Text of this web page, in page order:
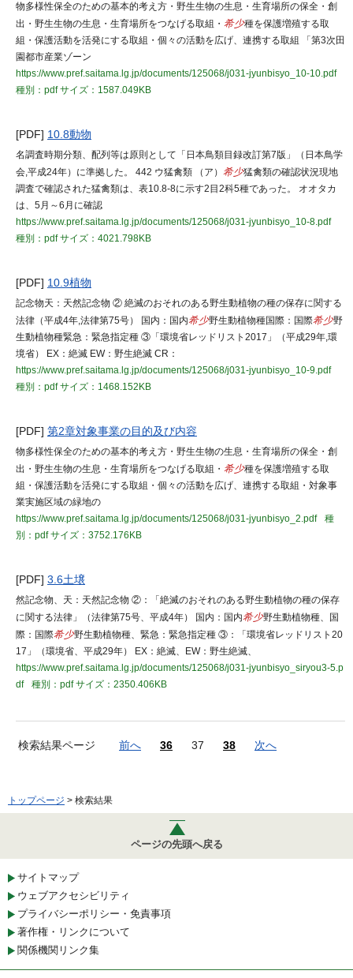
物多様性保全のための基本的考え方・野生生物の生息・生育場所の保全・創
出・野生生物の生息・生育場所をつなげる取組・ 希少種を保護増殖する取
組・保護活動を活発にする取組・個々の活動を広げ、連携する取組 「第3次田
園都市産業ゾーン
https://www.pref.saitama.lg.jp/documents/125068/j031-jyunbisyo_10-10.pdf
種別：pdfサイズ：1587.049KB
[PDF] 10.8動物
名調査時期分類、配列等は原則として「日本鳥類目録改訂第7版」（日本鳥学
会,平成24年）に準拠した。 442 ウ猛禽類 （ア） 希少猛禽類の確認状況現地
調査で確認された猛禽類は、表10.8-8に示す2目2科5種であった。 オオタカ
は、5月～6月に確認
https://www.pref.saitama.lg.jp/documents/125068/j031-jyunbisyo_10-8.pdf
種別：pdfサイズ：4021.798KB
[PDF] 10.9植物
記念物天：天然記念物 ② 絶滅のおそれのある野生動植物の種の保存に関する
法律（平成4年,法律第75号） 国内：国内希少野生動植物種国際：国際希少野
生動植物種緊急：緊急指定種 ③「環境省レッドリスト2017」（平成29年,環
境省） EX：絶滅 EW：野生絶滅 CR：
https://www.pref.saitama.lg.jp/documents/125068/j031-jyunbisyo_10-9.pdf
種別：pdfサイズ：1468.152KB
[PDF] 第2章対象事業の目的及び内容
物多様性保全のための基本的考え方・野生生物の生息・生育場所の保全・創
出・野生生物の生息・生育場所をつなげる取組・ 希少種を保護増殖する取
組・保護活動を活発にする取組・個々の活動を広げ、連携する取組・対象事
業実施区域の緑地の
https://www.pref.saitama.lg.jp/documents/125068/j031-jyunbisyo_2.pdf
種
別：pdfサイズ：3752.176KB
[PDF] 3.6土壌
然記念物、天：天然記念物 ②：「絶滅のおそれのある野生動植物の種の保存
に関する法律」（法律第75号、平成4年） 国内：国内希少野生動植物種、国
際：国際希少野生動植物種、緊急：緊急指定種 ③：「環境省レッドリスト20
17」（環境省、平成29年） EX：絶滅、EW：野生絶滅、
https://www.pref.saitama.lg.jp/documents/125068/j031-jyunbisyo_siryou3-5.p
df
種別：pdfサイズ：2350.406KB
検索結果ページ 前へ 36 37 38 次へ
トップページ > 検索結果
ページの先頭へ戻る
サイトマップ
ウェブアクセシビリティ
プライバシーポリシー・免責事項
著作権・リンクについて
関係機関リンク集